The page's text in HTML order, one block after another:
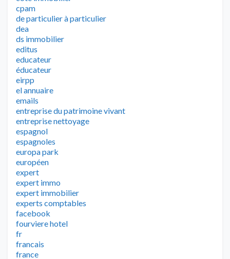
cpam
de particulier à particulier
dea
ds immobilier
editus
educateur
éducateur
eirpp
el annuaire
emails
entreprise du patrimoine vivant
entreprise nettoyage
espagnol
espagnoles
europa park
européen
expert
expert immo
expert immobilier
experts comptables
facebook
fourviere hotel
fr
francais
france